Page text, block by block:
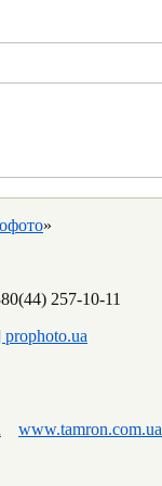
»
257-10-11
www.tamron.com.ua